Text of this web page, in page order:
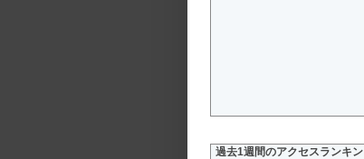
過去1週間のアクセスランキン